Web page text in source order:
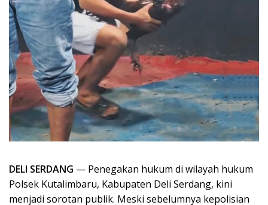
DELI SERDANG — Penegakan hukum di wilayah hukum
Polsek Kutalimbaru, Kabupaten Deli Serdang, kini
menjadi sorotan publik. Meski sebelumnya kepolisian